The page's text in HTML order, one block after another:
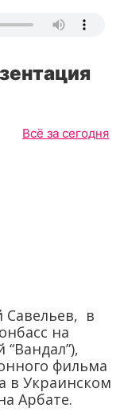
Всё за сегодня
в
на
фильма
в Украинском
Арбате.